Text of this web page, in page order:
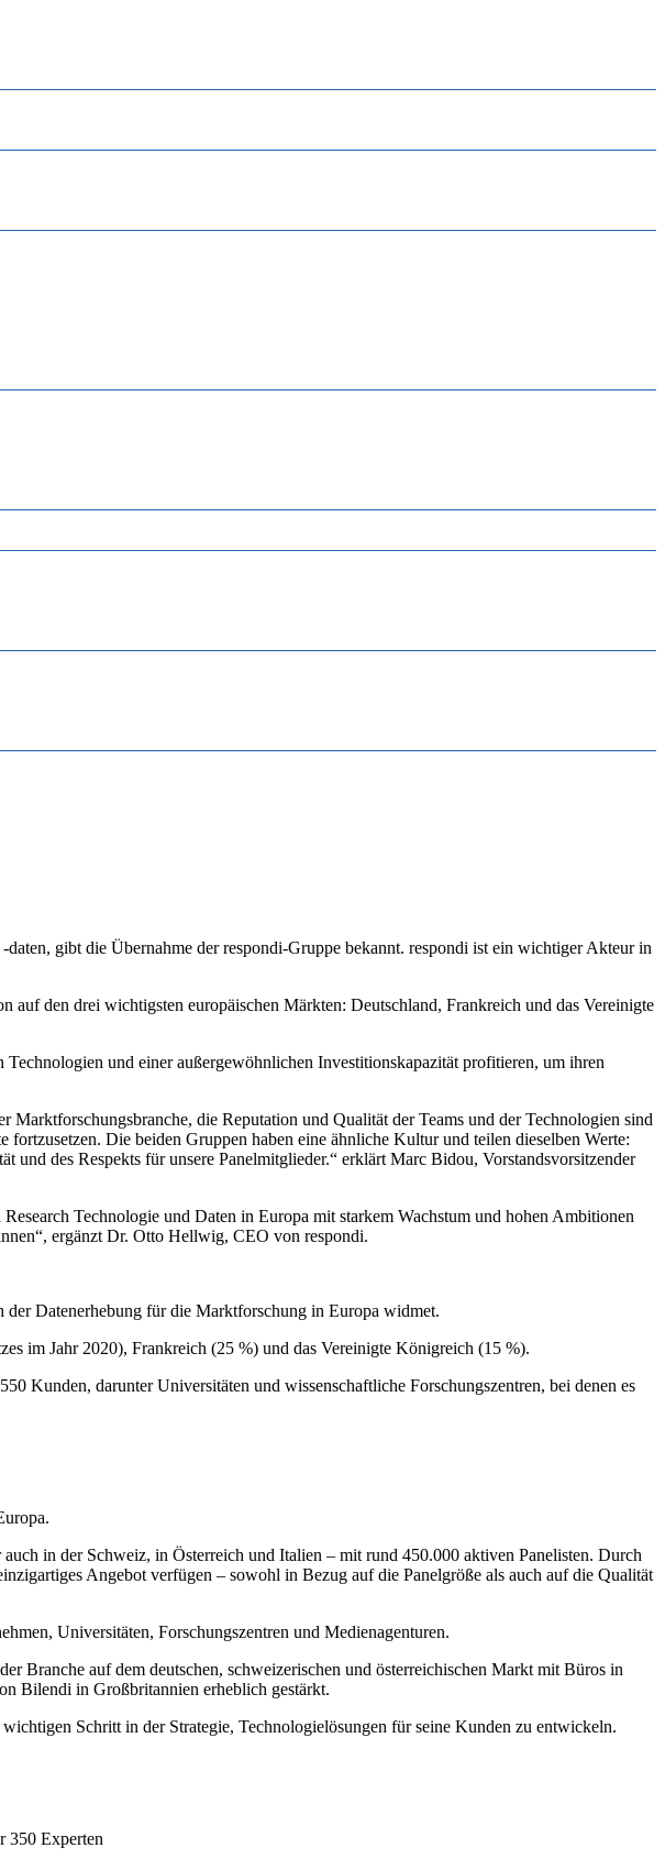
gibt die Übernahme der respondi-Gruppe bekannt. respondi ist ein wichtiger Akteur in
den drei wichtigsten europäischen Märkten: Deutschland, Frankreich und das Vereinigte
und einer außergewöhnlichen Investitionskapazität profitieren, um ihren
die Reputation und Qualität der Teams und der Technologien sind
Die beiden Gruppen haben eine ähnliche Kultur und teilen dieselben Werte:
und des Respekts für unsere Panelmitglieder.“ erklärt Marc Bidou, Vorstandsvorsitzender
Technologie und Daten in Europa mit starkem Wachstum und hohen Ambitionen
ergänzt Dr. Otto Hellwig, CEO von respondi.
Datenerhebung für die Marktforschung in Europa widmet.
im Jahr 2020), Frankreich (25 %) und das Vereinigte Königreich (15 %).
Kunden, darunter Universitäten und wissenschaftliche Forschungszentren, bei denen es
in der Schweiz, in Österreich und Italien – mit rund 450.000 aktiven Panelisten. Durch
Angebot verfügen – sowohl in Bezug auf die Panelgröße als auch auf die Qualität
Universitäten, Forschungszentren und Medienagenturen.
Branche auf dem deutschen, schweizerischen und österreichischen Markt mit Büros in
Bilendi in Großbritannien erheblich gestärkt.
Schritt in der Strategie, Technologielösungen für seine Kunden zu entwickeln.
350 Experten